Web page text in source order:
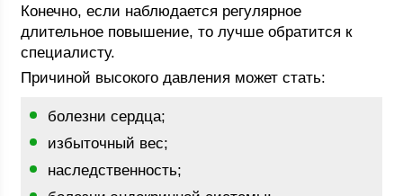
Конечно, если наблюдается регулярное
длительное повышение, то лучше обратится к
специалисту.
Причиной высокого давления может стать:
болезни сердца;
избыточный вес;
наследственность;